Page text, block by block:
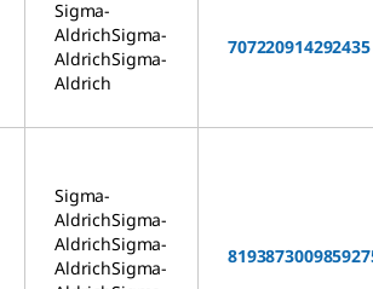
Sigma-
AldrichSigma-
AldrichSigma-
Aldrich
707220914292435
Sigma-
AldrichSigma-
AldrichSigma-
AldrichSigma-
819387300985927